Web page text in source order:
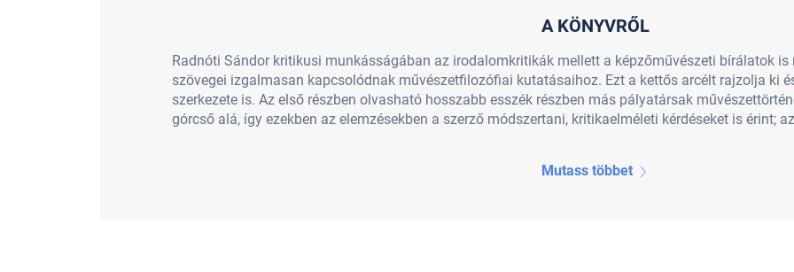
A KÖNYVRŐL
Radnóti Sándor kritikusi munkásságában az irodalomkritikák mellett a képzőművészeti bírálatok is
szövegei izgalmasan kapcsolódnak művészetfilozófiai kutatásaihoz. Ezt a kettős arcélt rajzolja ki
szerkezete is. Az első részben olvasható hosszabb esszék részben más pályatársak
górcső alá, így ezekben az elemzésekben a szerző módszertani, kritikaelméleti kérdéseket is érint;
Mutass többet